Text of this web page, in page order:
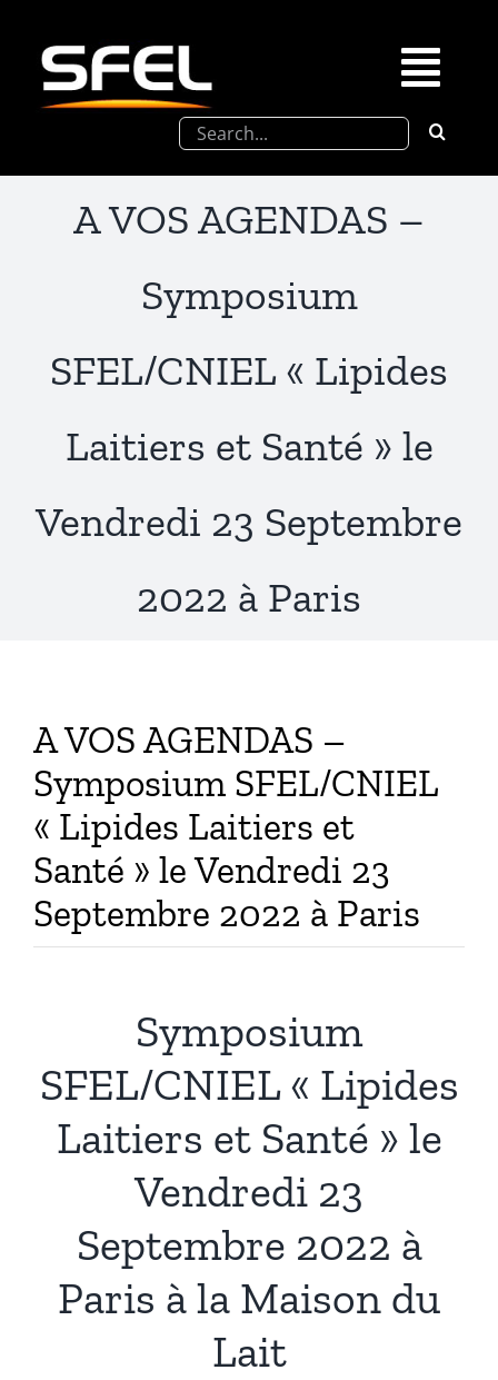
contenu
Journées Chevreul
Prix de Thèse SFEL
Congrès à venir
Partenariats
Publications
Rechercher:
A VOS AGENDAS –
Symposium
SFEL/CNIEL « Lipides
Laitiers et Santé » le
Vendredi 23 Septembre
2022 à Paris
A VOS AGENDAS –
Symposium SFEL/CNIEL
« Lipides Laitiers et
Santé » le Vendredi 23
Septembre 2022 à Paris
Symposium
SFEL/CNIEL « Lipides
Laitiers et Santé » le
Vendredi 23
Septembre 2022 à
Paris à la Maison du
Lait